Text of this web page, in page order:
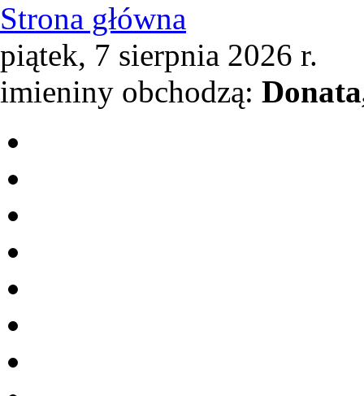
Strona główna
piątek, 7 sierpnia 2026 r.
imieniny obchodzą: